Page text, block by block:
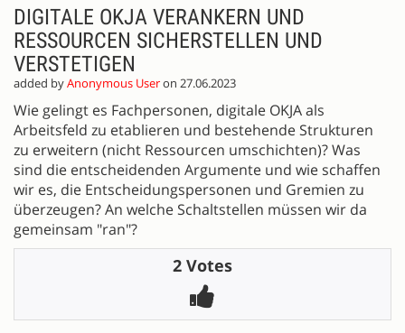
DIGITALE OKJA VERANKERN UND
RESSOURCEN SICHERSTELLEN UND
VERSTETIGEN
added byAnonymous Useron 27.06.2023
Wie gelingt es Fachpersonen, digitale OKJA als
Arbeitsfeld zu etablieren und bestehende Strukturen
zu erweitern (nicht Ressourcen umschichten)? Was
sind die entscheidenden Argumente und wie schaffen
wir es, die Entscheidungspersonen und Gremien zu
überzeugen? An welche Schaltstellen müssen wir da
gemeinsam "ran"?
2 Votes